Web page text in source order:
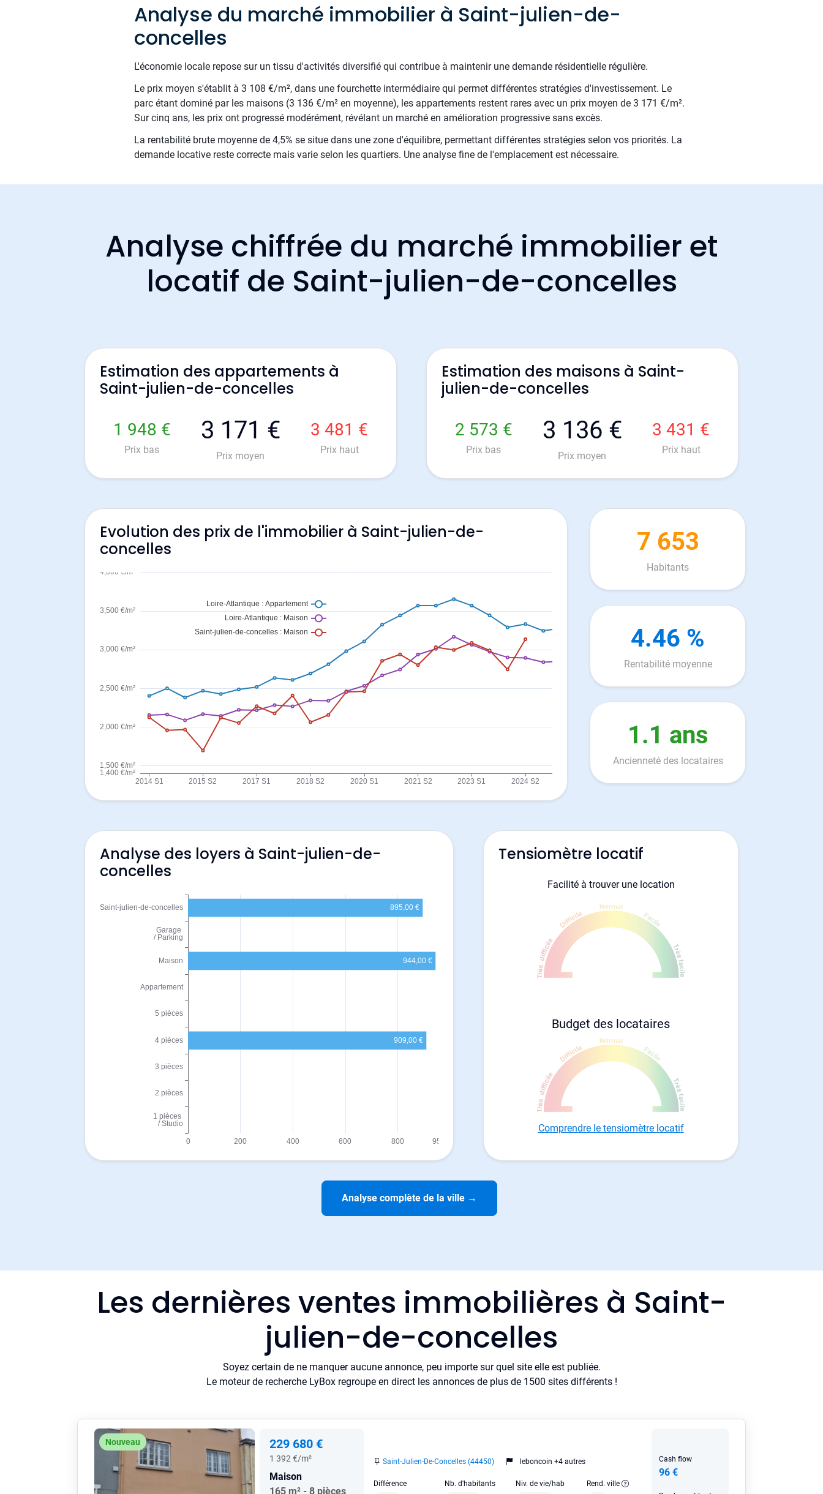
Analyse du marché immobilier à Saint-julien-de-
concelles
L'économie locale repose sur un tissu d'activités diversifié qui contribue à maintenir une demande résidentielle régulière.
Le prix moyen s'établit à 3 108 €/m², dans une fourchette intermédiaire qui permet différentes stratégies d'investissement. Le
parc étant dominé par les maisons (3 136 €/m² en moyenne), les appartements restent rares avec un prix moyen de 3 171 €/m².
Sur cinq ans, les prix ont progressé modérément, révélant un marché en amélioration progressive sans excès.
La rentabilité brute moyenne de 4,5% se situe dans une zone d'équilibre, permettant différentes stratégies selon vos priorités. La
demande locative reste correcte mais varie selon les quartiers. Une analyse fine de l'emplacement est nécessaire.
Analyse chiffrée du marché immobilier et
locatif de Saint-julien-de-concelles
Estimation des appartements à
Saint-julien-de-concelles
1 948 €
Prix bas
3 171 €
Prix moyen
3 481 €
Prix haut
Estimation des maisons à Saint-
julien-de-concelles
2 573 €
Prix bas
3 136 €
Prix moyen
3 431 €
Prix haut
Evolution des prix de l'immobilier à Saint-julien-de-
concelles
7 653
Habitants
4.46 %
Rentabilité moyenne
1.1 ans
Ancienneté des locataires
Analyse des loyers à Saint-julien-de-
concelles
Tensiomètre locatif
Facilité à trouver une location
Budget des locataires
Comprendre le tensiomètre locatif
Analyse complète de la ville →
Les dernières ventes immobilières à Saint-
julien-de-concelles
Soyez certain de ne manquer aucune annonce, peu importe sur quel site elle est publiée.
Le moteur de recherche LyBox regroupe en direct les annonces de plus de 1500 sites différents !
Nouveau 229 680 €
1 392 €/m²
Maison
165 m² - 8 pièces
Saint-Julien-De-Concelles (44450) leboncoin +4 autres
Différence Nb. d'habitants Niv. de vie/hab Rend. ville
Cash flow
96 €